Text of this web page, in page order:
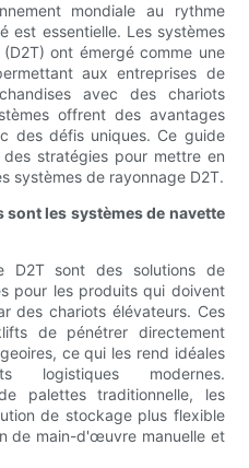
mondiale au rythme
est essentielle. Les systèmes
ont émergé comme une
aux entreprises de
avec des chariots
offrent des avantages
des défis uniques. Ce guide
stratégies pour mettre en
systèmes de rayonnage D2T.
les systèmes de navette
D2T sont des solutions de
pour les produits qui doivent
des chariots élévateurs. Ces
de pénétrer directement
ce qui les rend idéales
logistiques modernes.
palettes traditionnelle, les
de stockage plus flexible
de main-d'œuvre manuelle et